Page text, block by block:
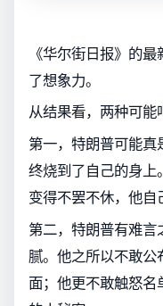
《华尔街日报》的
了想象力。
从结果看，两种可能
第一，特朗普可能
终烧到了自己的身
变得不罢不休，他自
第二，特朗普有难
腻。他之所以不敢公
面；他更不敢触怒